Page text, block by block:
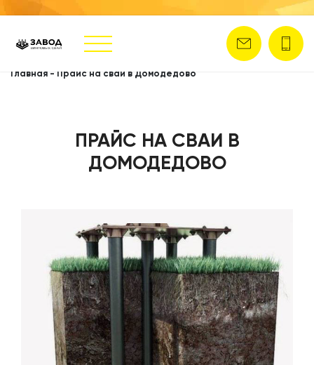
Главная - Прайс на сваи в Домодедово
ПРАЙС НА СВАИ В
ДОМОДЕДОВО